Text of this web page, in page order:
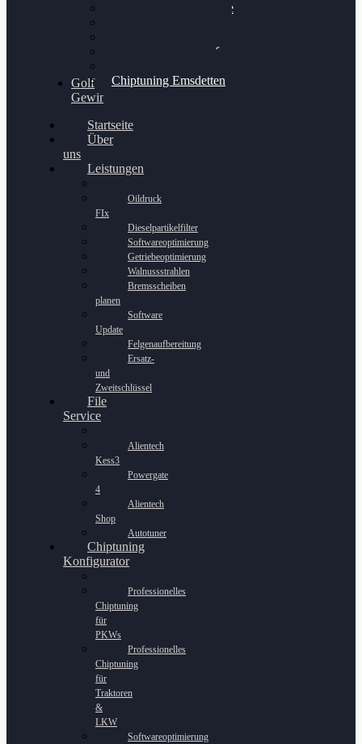
Bilgenroth Performance
Chiptuning Schüttorf
Chiptuning Emsdetten
Golf
Gewinnspiel
Startseite
Über
uns
Leistungen
Oildruck
FIx
Dieselpartikelfilter
Softwareoptimierung
Getriebeoptimierung
Walnussstrahlen
Bremsscheiben
planen
Software
Update
Felgenaufbereitung
Ersatz-
und
Zweitschlüssel
File
Service
Alientech
Kess3
Powergate
4
Alientech
Shop
Autotuner
Chiptuning
Konfigurator
Professionelles
Chiptuning
für
PKWs
Professionelles
Chiptuning
für
Traktoren
&
LKW
Softwareoptimierung